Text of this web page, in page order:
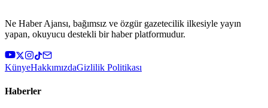
Ne Haber Ajansı, bağımsız ve özgür gazetecilik ilkesiyle yayın
yapan, okuyucu destekli bir haber platformudur.
KünyeHakkımızdaGizlilik Politikası
Haberler